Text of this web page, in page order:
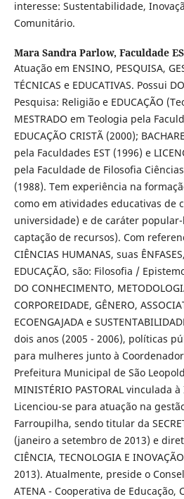
interesse: Sustentabilidade,
Comunitário.
Mara Sandra Parlow, Faculdade
Atuação em ENSINO, PESQUISA,
TÉCNICAS e EDUCATIVAS. Possui
Pesquisa: Religião e EDUCAÇÃO
MESTRADO em Teologia pela
EDUCAÇÃO CRISTÃ (2000);
pela Faculdades EST (1996) e
pela Faculdade de Filosofia
(1988). Tem experiência na
como em atividades educativas de
universidade) e de caráter
captação de recursos). Com
CIÊNCIAS HUMANAS, suas
EDUCAÇÃO, são: Filosofia /
DO CONHECIMENTO,
CORPOREIDADE, GÊNERO,
ECOENGAJADA e
dois anos (2005 - 2006), políticas
para mulheres junto à
Prefeitura Municipal de São
MINISTÉRIO PASTORAL vinculada à
Licenciou-se para atuação na
Farroupilha, sendo titular da
(janeiro a setembro de 2013) e
CIÊNCIA, TECNOLOGIA E
2013). Atualmente, preside o
ATENA - Cooperativa de Educação,